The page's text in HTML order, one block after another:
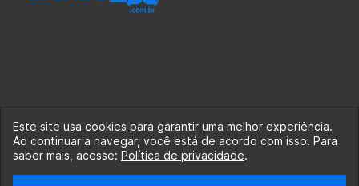
© 2020-2026 Legado da DC, uma empresa da Legado
Enterprises.
Este site usa cookies para garantir uma melhor experiência.
Ao continuar a navegar, você está de acordo com isso. Para
saber mais, acesse: Política de privacidade.